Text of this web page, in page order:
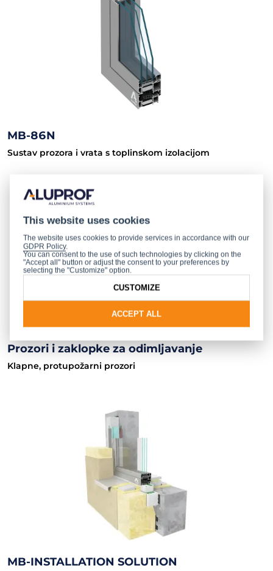
MB-86N
Sustav prozora i vrata s toplinskom izolacijom
Prozori i zaklopke za odimljavanje
Klapne, protupožarni prozori
MB-INSTALLATION SOLUTION
This website uses cookies
The website uses cookies to provide services in accordance with our
GDPR Policy.
You can consent to the use of such technologies by clicking on the
"Accept all" button or adjust the consent to your preferences by
selecting the "Customize" option.
ACCEPT ALL
CUSTOMIZE